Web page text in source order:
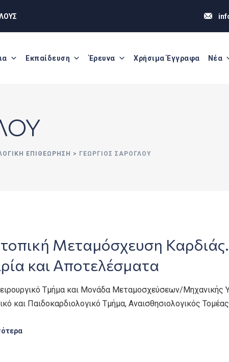
Εκπαίδευση Έρευνα Χρήσιμα Έγγραφα Νέα
ΕΠΙΘΕΩΡΗΣΗ > ΓΕΩΡΓΙΟΣ ΣΑΡΟΓΛΟΥ
Μεταμόσχευση Καρδιάς.
και Αποτελέσματα
Τμήμα και Μονάδα Μεταμοσχεύσεων/Μηχανικής
και Παιδοκαρδιολογικό Τμήμα, Αναισθησιολογικός